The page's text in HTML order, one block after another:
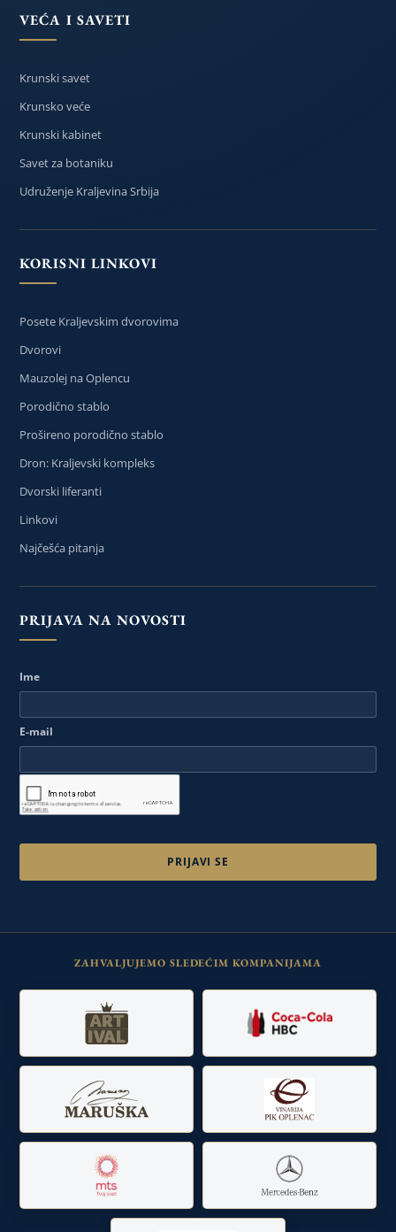
VEĆA I SAVETI
Krunski savet
Krunsko veće
Krunski kabinet
Savet za botaniku
Udruženje Kraljevina Srbija
KORISNI LINKOVI
Posete Kraljevskim dvorovima
Dvorovi
Mauzolej na Oplencu
Porodično stablo
Prošireno porodično stablo
Dron: Kraljevski kompleks
Dvorski liferanti
Linkovi
Najčešća pitanja
PRIJAVA NA NOVOSTI
Ime
E-mail
ZAHVALJUJEMO SLEDEĆIM KOMPANIJAMA